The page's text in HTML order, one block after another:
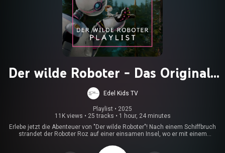
Der wilde Roboter - Das Original-
Hörspiel zum Kinofilm
Edel Kids TV
Playlist • 2025
11K views • 25 tracks • 1 hour, 24 minutes
Erlebe jetzt die Abenteuer von "Der wilde Roboter"! Nach einem Schiffbruch
strandet der Roboter Roz auf einer einsamen Insel, wo er mit einem
bestehen.